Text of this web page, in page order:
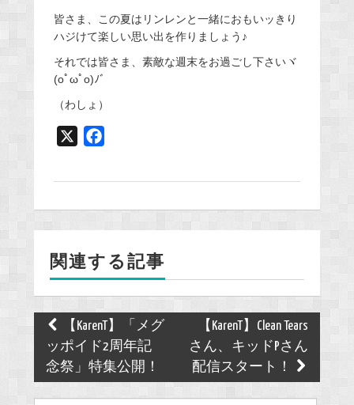
皆さま、この夏はリンレンと一緒におもいッきり
ハジけて楽しい思い出を作りましょう♪
それでは皆さま、素敵な週末をお過ごし下さいヾ
(oﾟωﾟo)ﾉﾞ
（わしょ）
o
k
関連する記事
Post
navigation
【KarenT】「メグ
ッポイド2周年記
念祭」特集公開！
【KarenT】Clean Tears
さん、キッドPさん
配信スタート！